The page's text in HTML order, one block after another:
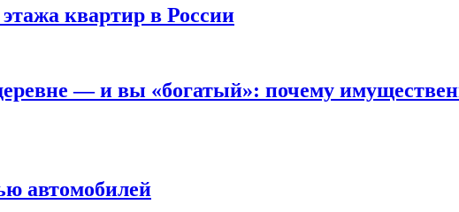
квартир в России
— и вы «богатый»: почему
автомобилей